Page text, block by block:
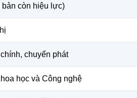
bản còn hiệu lực)
chuyển phát
học và Công nghệ